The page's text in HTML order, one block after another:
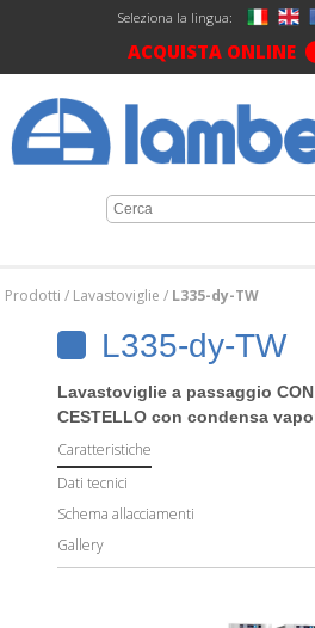
Seleziona la lingua:
ACQUISTA ONLINE
Prodotti/ Lavastoviglie/ L335-dy-TW
L335-dy-TW
Lavastoviglie a passaggio CON
CESTELLO con condensa
Caratteristiche
Dati tecnici
Schema allacciamenti
Gallery